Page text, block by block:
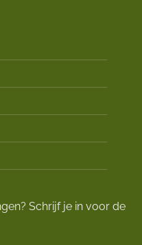
Schrijf je in voor de